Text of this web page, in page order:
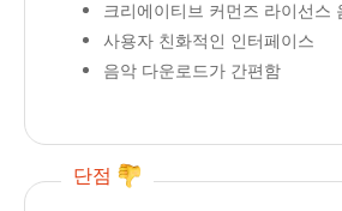
크리에이티브 커먼즈 라이선스
사용자 친화적인 인터페이스
음악 다운로드가 간편함
단점